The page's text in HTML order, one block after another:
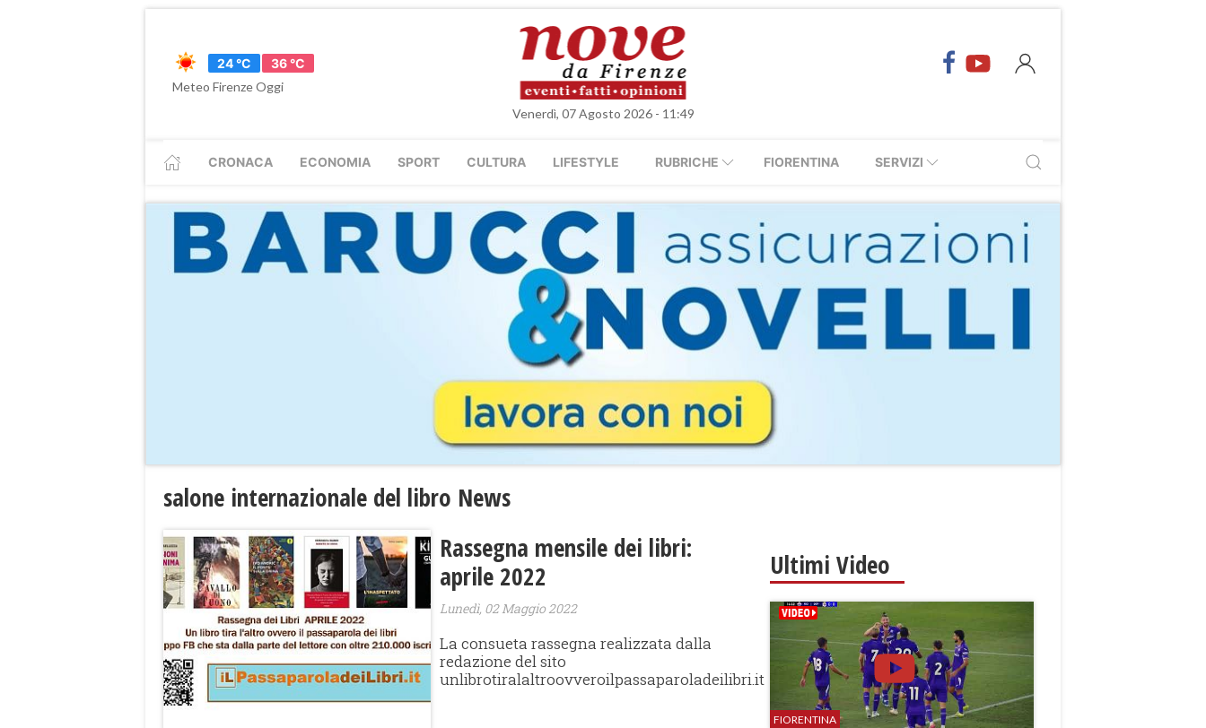
24 °C
36 °C
Meteo Firenze Oggi
Venerdì, 07 Agosto 2026 - 11:49
CRONACA ECONOMIA SPORT CULTURA LIFESTYLE RUBRICHE FIORENTINA SERVIZI
salone internazionale del libro News
Rassegna mensile dei libri:
aprile 2022
Lunedì, 02 Maggio 2022
La consueta rassegna realizzata dalla
redazione del sito
unlibrotiralaltroovveroilpassaparoladeilibri.it
Ultimi Video
FIORENTINA